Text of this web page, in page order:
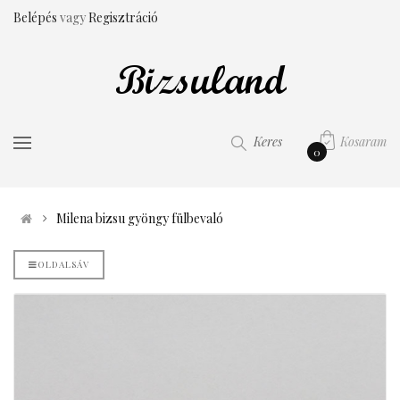
Belépés vagyRegisztráció
Kosaram
0
Keres
Milena bizsu gyöngy fülbevaló
OLDALSÁV